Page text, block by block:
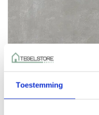
Toestemming